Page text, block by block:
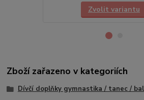
Zvolit variantu
Zboží zařazeno v kategoriích
Dívčí doplňky gymnastika / tanec /